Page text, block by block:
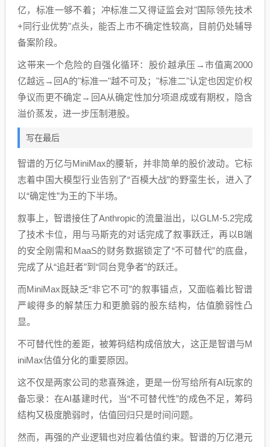
亿，标准一够不着；冲标准二又得证监会对"国际领先技术
+同行业优势"点头，能否上市不确定性较高，目前仍处辅导
备案阶段。
这带来一个危险的自强化循环：股价越承压→市值离2000
亿越远→回A的"标准一"越不可及；"标准二"认定也因定价权
争议而更不确定→回A从确定性加分项退成或有期权，隐含
溢价蒸发，进一步压制港股。
写在最后
智谱的万亿与MiniMax的腰斩，并非简单的股价波动。它标
志着中国大模型行业告别了“百模大战”的野蛮生长，进入了
以“确定性”为王的下半场。
叙事上，智谱接住了Anthropic的流量溢出，以GLM-5.2完成
了技术卡位，用与马斯克的对话完成了叙事跃迁，再以B端
的安全刚需和MaaS的财务数据锁定了“不可替代”的底盘，
完成了从“追赶者”到“同台竞争者”的跃迁。
而MiniMax既缺乏“非它不可”的叙事锚点，又面临着比智谱
严峻得多的解禁压力和更脆弱的股东结构，估值脆弱性凸
显。
不可替代性的差距，被筹码结构成倍放大，这正是智谱与M
iniMax估值分化的重要原因。
这不仅是两家公司的悲喜殊途，更是一份写给所有AI玩家的
备忘录：在AI基建时代，当“不可替代性”的成色不足，筹码
结构又极度脆弱时，估值回归只是时间问题。
然而，再强的产业逻辑也对应着估值约束。智谱的万亿港元